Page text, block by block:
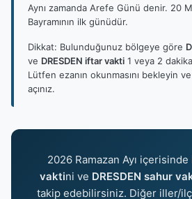
Aynı zamanda Arefe Günü denir. 20
Bayramının ilk günüdür.
Dikkat: Bulunduğunuz bölgeye göre
ve DRESDEN iftar vakti 1 veya 2
Lütfen ezanın okunmasını bekleyin
açınız.
2026 Ramazan Ayı içerisinde
vaktini ve DRESDEN sahur
takip edebilirsiniz. Diğer iller/